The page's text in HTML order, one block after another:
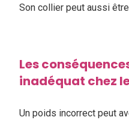
Son collier peut aussi
Les
inadéquat chez
Un poids incorrect peut